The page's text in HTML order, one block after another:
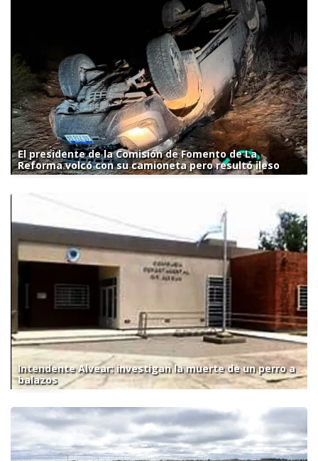
El presidente de la Comisión de Fomento de La
Reforma volcó con su camioneta pero resultó ileso
Intendente Alvear: investigan la muerte de un perro a
balazos